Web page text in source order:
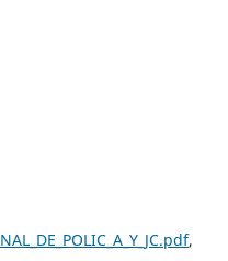
,